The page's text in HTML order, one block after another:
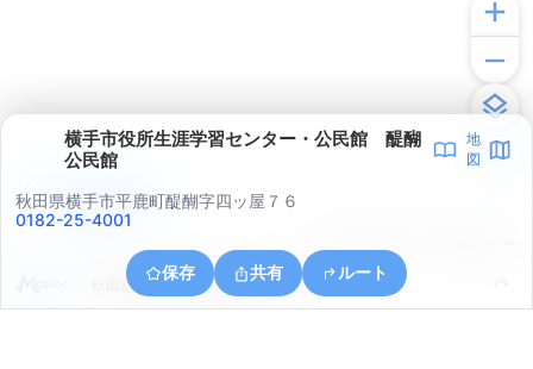
横手市役所生涯学習センター・公民館 醍醐
公民館
地
図
秋田県横手市平鹿町醍醐字四ッ屋７６
0182-25-4001
保存 共有 ルート
秋田県横手市平鹿町醍醐字町尻
アプリで見る